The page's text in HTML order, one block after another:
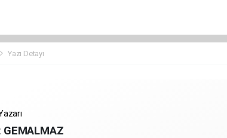
Yazı Detayı
GEMALMAZ